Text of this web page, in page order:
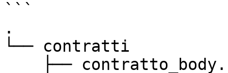
```
.
└── contratti